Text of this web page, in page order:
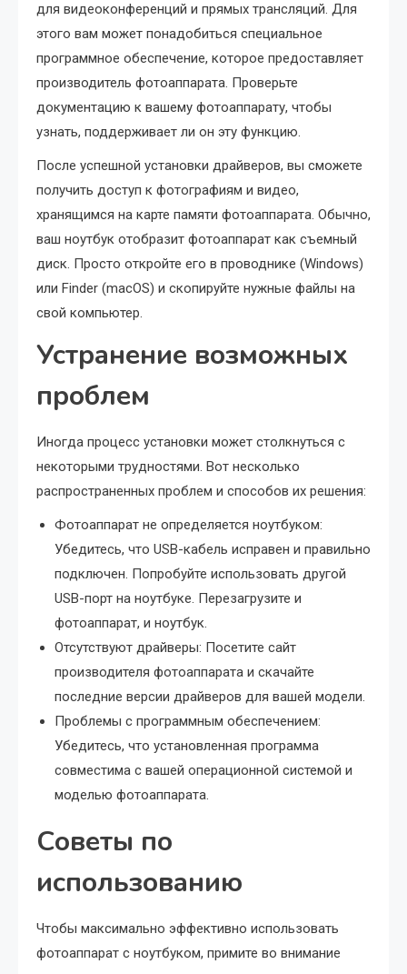
для видеоконференций и прямых трансляций. Для
этого вам может понадобиться специальное
программное обеспечение, которое предоставляет
производитель фотоаппарата. Проверьте
документацию к вашему фотоаппарату, чтобы
узнать, поддерживает ли он эту функцию.
После успешной установки драйверов, вы сможете
получить доступ к фотографиям и видео,
хранящимся на карте памяти фотоаппарата. Обычно,
ваш ноутбук отобразит фотоаппарат как съемный
диск. Просто откройте его в проводнике (Windows)
или Finder (macOS) и скопируйте нужные файлы на
свой компьютер.
Устранение возможных
проблем
Иногда процесс установки может столкнуться с
некоторыми трудностями. Вот несколько
распространенных проблем и способов их решения:
Фотоаппарат не определяется ноутбуком:
Убедитесь, что USB-кабель исправен и правильно
подключен. Попробуйте использовать другой
USB-порт на ноутбуке. Перезагрузите и
фотоаппарат, и ноутбук.
Отсутствуют драйверы: Посетите сайт
производителя фотоаппарата и скачайте
последние версии драйверов для вашей модели.
Проблемы с программным обеспечением:
Убедитесь, что установленная программа
совместима с вашей операционной системой и
моделью фотоаппарата.
Советы по
использованию
Чтобы максимально эффективно использовать
фотоаппарат с ноутбуком, примите во внимание